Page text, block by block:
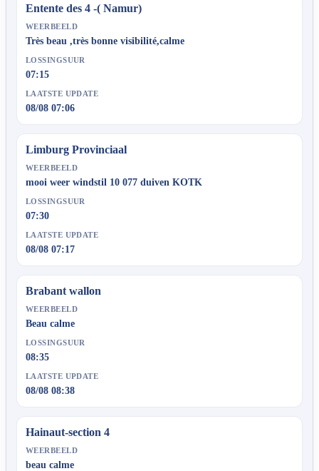
Entente des 4 -( Namur)
WEERBEELD
Très beau ,très bonne visibilité,calme
LOSSINGSUUR
07:15
LAATSTE UPDATE
08/08 07:06
Limburg Provinciaal
WEERBEELD
mooi weer windstil 10 077 duiven KOTK
LOSSINGSUUR
07:30
LAATSTE UPDATE
08/08 07:17
Brabant wallon
WEERBEELD
Beau calme
LOSSINGSUUR
08:35
LAATSTE UPDATE
08/08 08:38
Hainaut-section 4
WEERBEELD
beau calme